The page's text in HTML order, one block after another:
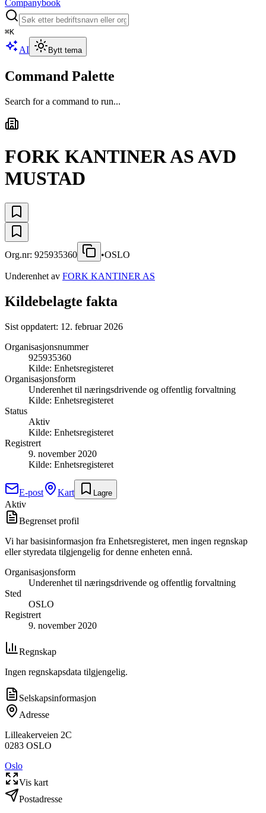
Companybook
⌘K
AI Bytt tema
Command Palette
Search for a command to run...
FORK KANTINER AS AVD
MUSTAD
Org.nr: 925935360 •OSLO
Underenhet av FORK KANTINER AS
Kildebelagte fakta
Sist oppdatert: 12. februar 2026
Organisasjonsnummer
925935360
Kilde: Enhetsregisteret
Organisasjonsform
Underenhet til næringsdrivende og offentlig forvaltning
Kilde: Enhetsregisteret
Status
Aktiv
Kilde: Enhetsregisteret
Registrert
9. november 2020
Kilde: Enhetsregisteret
E-post Kart Lagre
Aktiv
Begrenset profil
Vi har basisinformasjon fra Enhetsregisteret, men ingen regnskap
eller styredata tilgjengelig for denne enheten ennå.
Organisasjonsform
Underenhet til næringsdrivende og offentlig forvaltning
Sted
OSLO
Registrert
9. november 2020
Regnskap
Ingen regnskapsdata tilgjengelig.
Selskapsinformasjon
Adresse
Lilleakerveien 2C
0283 OSLO
Oslo
Vis kart
Postadresse